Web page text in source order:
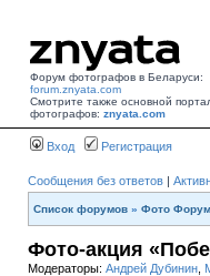
Форум фотографов в Беларуси:
forum.znyata.com
Смотрите также основной
фотографов: znyata.com
Вход Регистрация
Сообщения без ответов |
Список форумов » Фото Форум
Фото-акция
Модераторы: Андрей Дубинин